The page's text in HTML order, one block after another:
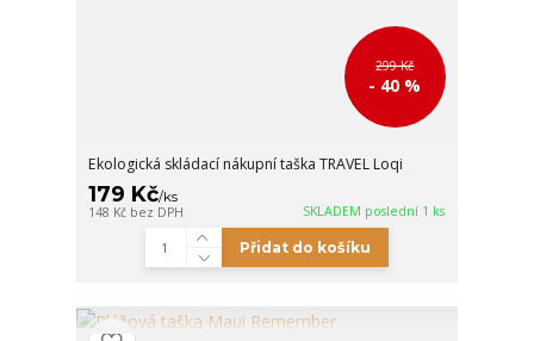
299 Kč
- 40 %
Ekologická skládací nákupní taška TRAVEL Loqi
179 Kč/ks
148 Kč bez DPH SKLADEM poslední 1 ks
Přidat do košíku